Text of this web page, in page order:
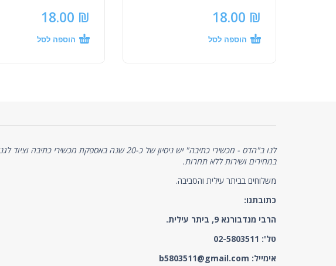
18.00 ₪
הוספה לסל
18.00 ₪
הוספה לסל
לנו ב"הדס - מכשירי כתיבה" יש ניסיון של כ-20 שנה באספקת מכשירי
במחירים ושירות ללא תחרות.
משלוחים בביתר עילית והסביבה.
כתובתנו:
הרבי מנדבורנא 9, ביתר עילית.
טל': 02-5803511
אימייל: b5803511@gmail.com